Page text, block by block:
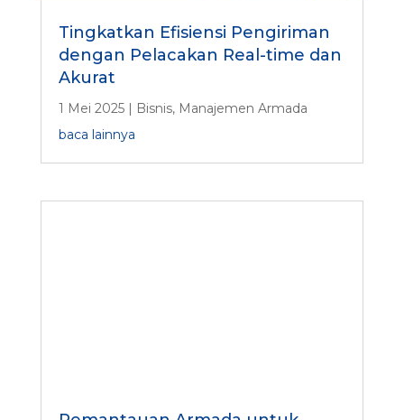
Tingkatkan Efisiensi Pengiriman
dengan Pelacakan Real-time dan
Akurat
1 Mei 2025| Bisnis, Manajemen Armada
baca lainnya